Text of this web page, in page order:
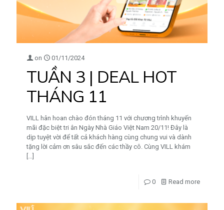
on 01/11/2024
TUẦN 3 | DEAL HOT
THÁNG 11
VILL hân hoan chào đón tháng 11 với chương trình khuyến
mãi đặc biệt tri ân Ngày Nhà Giáo Việt Nam 20/11! Đây là
dịp tuyệt vời để tất cả khách hàng cùng chung vui và dành
tặng lời cảm ơn sâu sắc đến các thầy cô. Cùng VILL khám
[…]
0 Read more